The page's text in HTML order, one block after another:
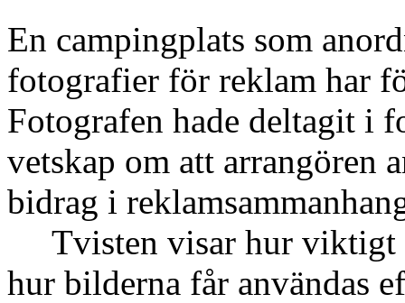
En campingplats som
fotografier för reklam har
Fotografen hade deltagit i
vetskap om att arrangören
bidrag i
Tvisten visar hur viktigt
hur bilderna får användas